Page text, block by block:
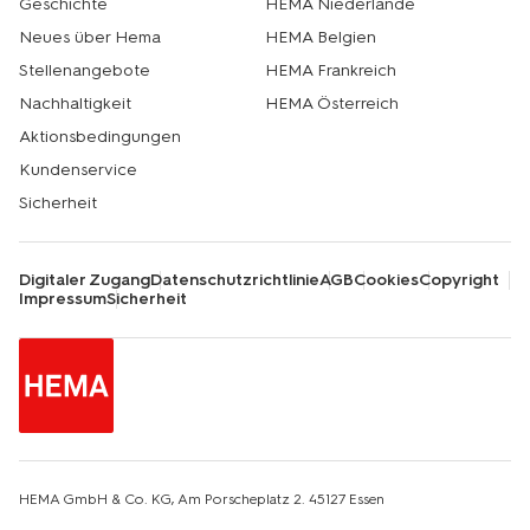
Schokoladenkreationen. Das ist echt HEMA.
Geschichte
Neues über Hema
Stellenangebote
Nachhaltigkeit
Aktionsbedingungen
Kundenservice
Sicherheit
HEMA Niederlande
HEMA Belgien
HEMA Frankreich
HEMA Österreich
Digitaler ZugangDatenschutzrichtlinieAGBCookiesCopyright
ImpressumSicherheit
HEMA GmbH & Co. KG, Am Porscheplatz 2. 45127 Essen